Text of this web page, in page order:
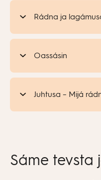
Rádna ja
Oassásin
Juhtusa – Mijá
Sáme tevsta